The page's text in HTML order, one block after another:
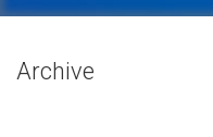
Archive